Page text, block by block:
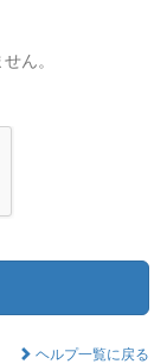
ん。
ヘルプ一覧に戻る